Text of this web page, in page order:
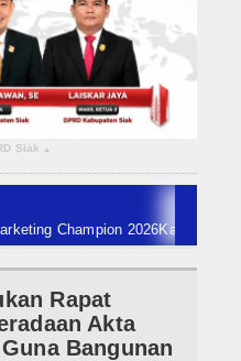
Siak ▴
Champion 2026Kapolres
Rapat
Akta
Bangunan